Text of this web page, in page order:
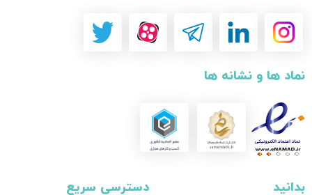
نماد ها و نشانه ها
دسترسی سریع بدانید